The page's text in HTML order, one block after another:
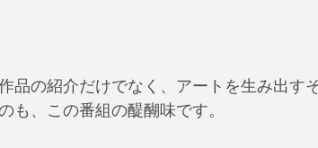
品の紹介だけでなく、アートを生み出す
も、この番組の醍醐味です。